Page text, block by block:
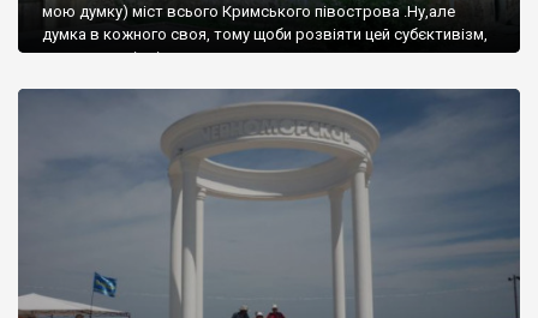
мою думку) міст всього Кримського півострова .Ну,але
думка в кожного своя, тому щоби розвіяти цей субєктивізм,
запрошую відвідати це